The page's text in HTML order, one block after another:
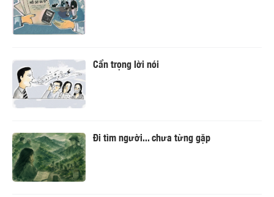
Cẩn trọng lời nói
Đi tìm người... chưa từng gặp